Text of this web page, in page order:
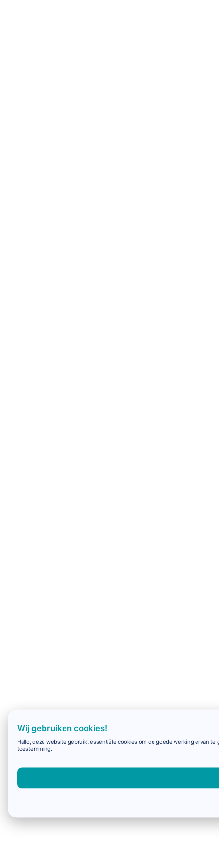
Wij gebruiken cookies!
Hallo, deze website gebruikt essentiële cookies om de goede werking ervan
toestemming.